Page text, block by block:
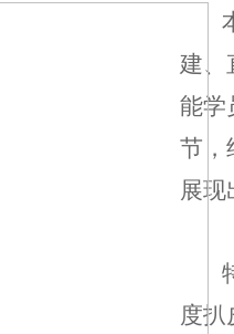
建、
能学
节，
展现
度扒